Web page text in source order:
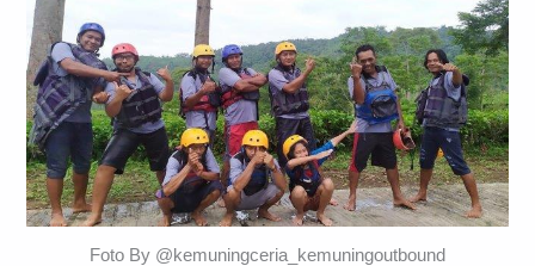
Foto By @kemuningceria_kemuningoutbound